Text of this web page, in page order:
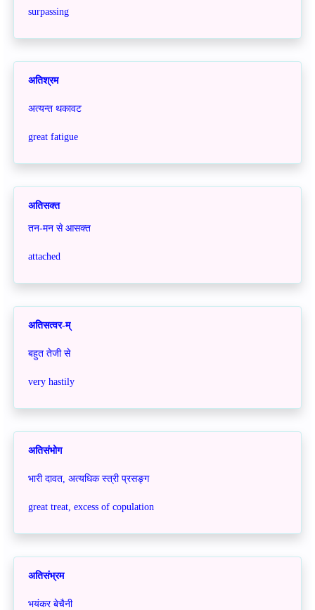
surpassing
अतिश्रम
अत्यन्त थकावट
great fatigue
अतिसक्त
तन-मन से आसक्त
attached
अतिसत्वर-म्
बहुत तेजी से
very hastily
अतिसंभोग
भारी दावत, अत्यधिक स्त्री प्रसङ्ग
great treat, excess of copulation
अतिसंभ्रम
भयंकर बेचैनी